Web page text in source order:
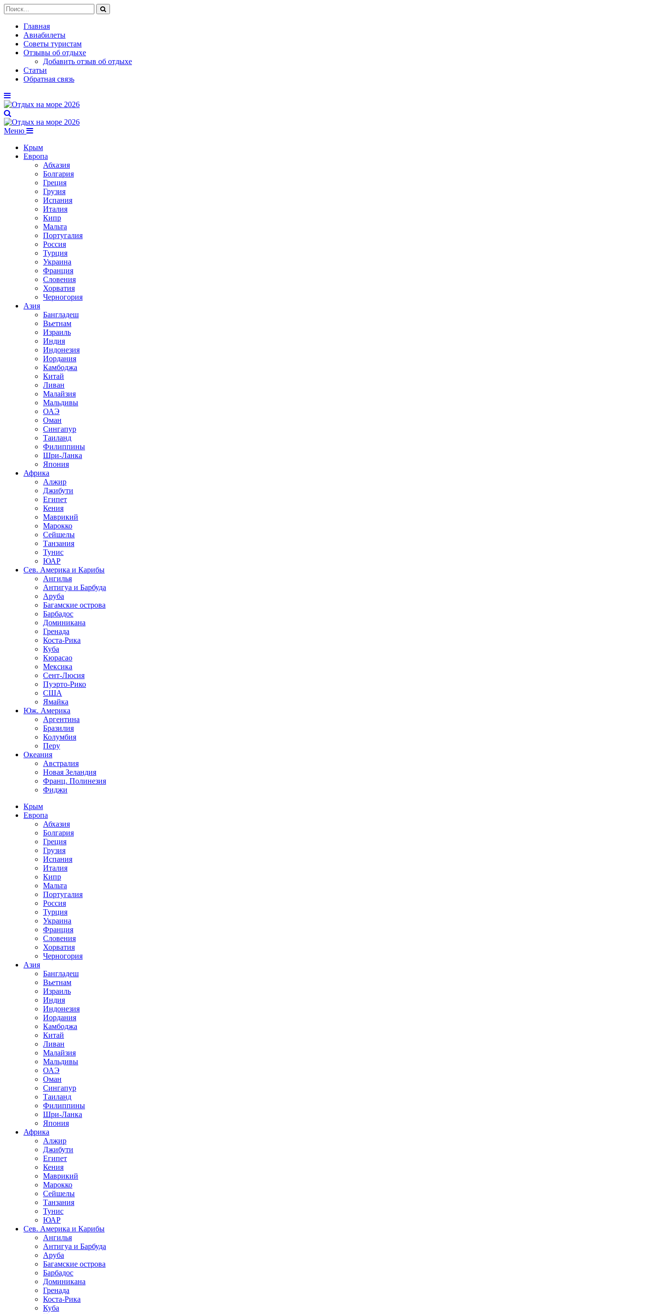
Главная
Авиабилеты
Советы туристам
Отзывы об отдыхе
Добавить отзыв об отдыхе
Статьи
Обратная связь
Меню
Крым
Европа
Абхазия
Болгария
Греция
Грузия
Испания
Италия
Кипр
Мальта
Португалия
Россия
Турция
Украина
Франция
Словения
Хорватия
Черногория
Азия
Бангладеш
Вьетнам
Израиль
Индия
Индонезия
Иордания
Камбоджа
Китай
Ливан
Малайзия
Мальдивы
ОАЭ
Оман
Сингапур
Таиланд
Филиппины
Шри-Ланка
Япония
Африка
Алжир
Джибути
Египет
Кения
Маврикий
Марокко
Сейшелы
Танзания
Тунис
ЮАР
Сев. Америка и Карибы
Ангилья
Антигуа и Барбуда
Аруба
Багамские острова
Барбадос
Доминикана
Гренада
Коста-Рика
Куба
Кюрасао
Мексика
Сент-Люсия
Пуэрто-Рико
США
Ямайка
Юж. Америка
Аргентина
Бразилия
Колумбия
Перу
Океания
Австралия
Новая Зеландия
Франц. Полинезия
Фиджи
Крым
Европа
Абхазия
Болгария
Греция
Грузия
Испания
Италия
Кипр
Мальта
Португалия
Россия
Турция
Украина
Франция
Словения
Хорватия
Черногория
Азия
Бангладеш
Вьетнам
Израиль
Индия
Индонезия
Иордания
Камбоджа
Китай
Ливан
Малайзия
Мальдивы
ОАЭ
Оман
Сингапур
Таиланд
Филиппины
Шри-Ланка
Япония
Африка
Алжир
Джибути
Египет
Кения
Маврикий
Марокко
Сейшелы
Танзания
Тунис
ЮАР
Сев. Америка и Карибы
Ангилья
Антигуа и Барбуда
Аруба
Багамские острова
Барбадос
Доминикана
Гренада
Коста-Рика
Куба